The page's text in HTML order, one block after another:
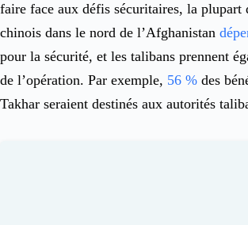
faire face aux défis sécuritaires, la plupart
chinois dans le nord de l’Afghanistan
pour la sécurité, et les talibans prennent
de l’opération. Par exemple, 56 % des
Takhar seraient destinés aux autorités